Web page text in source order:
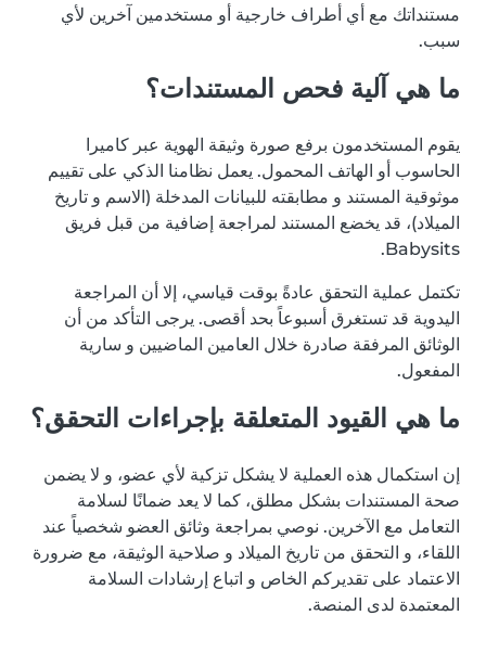
مستنداتك مع أي أطراف خارجية أو مستخدمين آخرين لأي
سبب.
ما هي آلية فحص المستندات؟
يقوم المستخدمون برفع صورة وثيقة الهوية عبر كاميرا
الحاسوب أو الهاتف المحمول. يعمل نظامنا الذكي على تقييم
موثوقية المستند و مطابقته للبيانات المدخلة (الاسم و تاريخ
الميلاد)، قد يخضع المستند لمراجعة إضافية من قبل فريق
Babysits.
تكتمل عملية التحقق عادةً بوقت قياسي، إلا أن المراجعة
اليدوية قد تستغرق أسبوعاً بحد أقصى. يرجى التأكد من أن
الوثائق المرفقة صادرة خلال العامين الماضيين و سارية
المفعول.
ما هي القيود المتعلقة بإجراءات التحقق؟
إن استكمال هذه العملية لا يشكل تزكية لأي عضو، و لا يضمن
صحة المستندات بشكل مطلق، كما لا يعد ضمانًا لسلامة
التعامل مع الآخرين. نوصي بمراجعة وثائق العضو شخصياً عند
اللقاء، و التحقق من تاريخ الميلاد و صلاحية الوثيقة، مع ضرورة
الاعتماد على تقديركم الخاص و اتباع إرشادات السلامة
المعتمدة لدى المنصة.